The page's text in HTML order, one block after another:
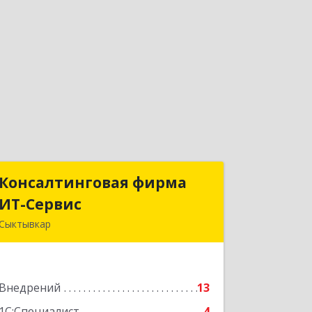
Консалтинговая фирма
ИТ-Сервис
Внедрений
13
Консалтинговая фирма
Подробнее